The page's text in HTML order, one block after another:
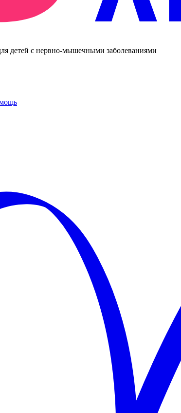
детей с нервно-мышечными заболеваниями